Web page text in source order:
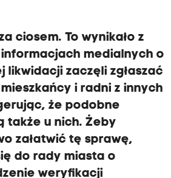
ciosem. To wynikało z
medialnych o
likwidacji zaczęli zgłaszać
i radni z innych
że podobne
także u nich. Żeby
załatwić tę sprawę,
do rady miasta o
weryfikacji